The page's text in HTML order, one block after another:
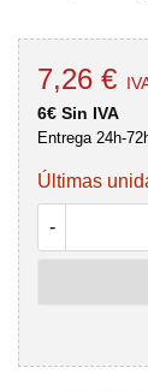
7,26 €
6€ Sin IVA
Entrega 24h-
Últimas
-